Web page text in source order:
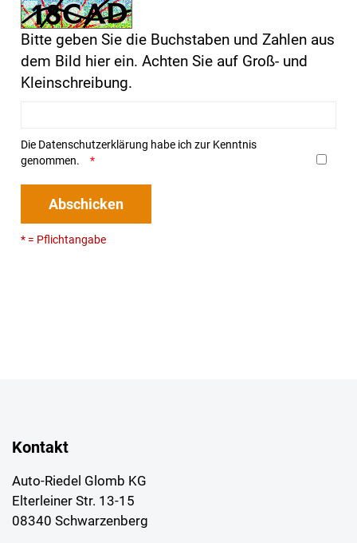
Bitte geben Sie die Buchstaben und Zahlen aus
dem Bild hier ein. Achten Sie auf Groß- und
Kleinschreibung.
Die Datenschutzerklärung habe ich zur Kenntnis
genommen.
Abschicken
* = Pflichtangabe
Kontakt
Auto-Riedel Glomb KG
Elterleiner Str. 13-15
08340 Schwarzenberg